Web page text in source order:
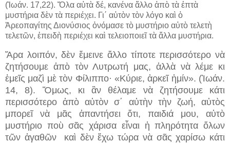
(Ἰωάν. 17,22). Ὅλα αὐτὰ δέ, κανένα ἄλλο ἀπὸ τὰ ἑπτὰ
μυστήρια δὲν τὰ περιέχει. Γι΄ αὐτὸν τὸν λόγο καὶ ὁ
Ἀρεοπαγίτης Διονύσιος ὀνόμασε τὸ μυστήριο αὐτὸ τελετὴ
τελετῶν, ἐπειδὴ περιέχει καὶ τελειοποιεῖ τὰ ἄλλα μυστήρια.
Ἄρα λοιπόν, δὲν ἔμεινε ἄλλο τίποτε περισσότερο νὰ
ζητήσουμε ἀπὸ τὸν Λυτρωτή μας, ἀλλὰ νὰ λέμε κι
ἐμεῖς μαζὶ μὲ τὸν Φίλιππο· «Κύριε, ἀρκεῖ ἠμίν». (Ἰωάν.
14, 8). Ὅμως, κι ἂν θέλαμε νὰ ζητήσουμε κάτι
περισσότερο ἀπὸ αὐτὸν σ΄ αὐτὴν τὴν ζωή, αὐτὸς
μπορεῖ νὰ μᾶς ἀπαντήσει ὅτι, παιδιά μου, αὐτὸ
μυστήριο ποὺ σᾶς χάρισα εἶναι ἡ πληρότητα ὅλων
τῶν ἀγαθῶν καὶ δὲν ἔχω τώρα νὰ σᾶς χαρίσω κάτι